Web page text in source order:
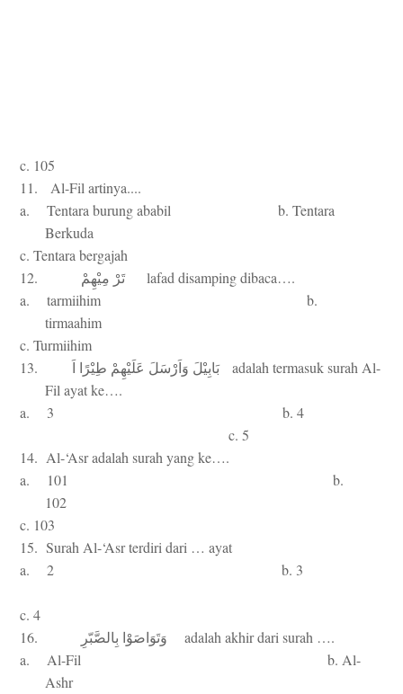
c. 105
11. Al-Fil artinya....
a. Tentara burung ababil b. Tentara
Berkuda
c. Tentara bergajah
12.
تَرْ مِيْهِمْ
lafad disamping dibaca….
a. tarmiihim b.
tirmaahim
c. Turmiihim
13.
بَابِيْلَ وَاَرْسَلَ عَلَيْهِمْ طِيْرًا
adalah termasuk surah Al-
Fil ayat ke….
a. 3 b. 4
c. 5
14. Al-‘Asr adalah surah yang ke….
a. 101 b.
102
c. 103
15. Surah Al-‘Asr terdiri dari … ayat
a. 2 b. 3
c. 4
16.
وَتَوَاصَوْا بِالصَّبّرِ
adalah akhir dari surah ….
a. Al-Fil b. Al-
Ashr